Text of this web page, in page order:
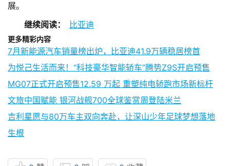
展。
继续阅读：
比亚迪
更多精彩内容
7月新能源汽车销量榜出炉，比亚迪41.9万辆稳居榜首
为悦己生活而来！“科技豪华智能轿车”腾势Z9S开启预售
MG07正式开启预售12.59 万起 重塑纯电轿跑市场新标杆
文旅中国赋能 银河战舰700全球鉴赏周登陆米兰
吉利星愿与80万车主双向奔赴，让深山少年足球梦想落地
生根